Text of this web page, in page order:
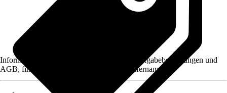
Informationen des Verkäufers, wie z. B. Rückgabebedingungen und
AGB, finden Sie bei Klick auf den Verkäufernamen.